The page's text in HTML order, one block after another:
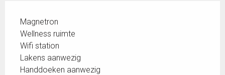
Magnetron
Wellness ruimte
Wifi station
Lakens aanwezig
Handdoeken aanwezig